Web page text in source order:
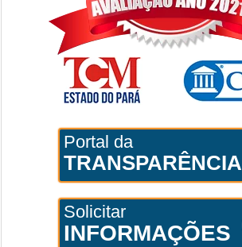
Portal da
TRANSPARÊNCIA
Solicitar
INFORMAÇÕES